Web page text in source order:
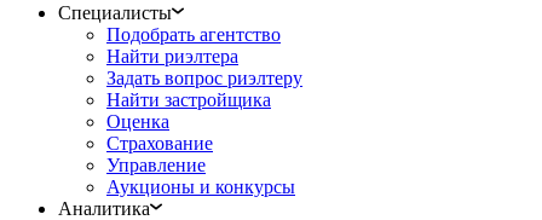
Специалисты
Подобрать агентство
Найти риэлтера
Задать вопрос риэлтеру
Найти застройщика
Оценка
Страхование
Управление
Аукционы и конкурсы
Аналитика